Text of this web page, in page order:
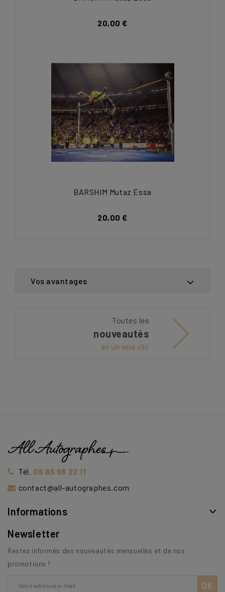
20,00 €
BARSHIM Mutaz Essa
20,00 €
Vos avantages
Toutes les
nouveautés
en un seul clic
Tél. 06 85 68 22 11
contact@all-autographes.com
Informations
Newsletter
Restez informés des nouveautés mensuelles et de nos
promotions !